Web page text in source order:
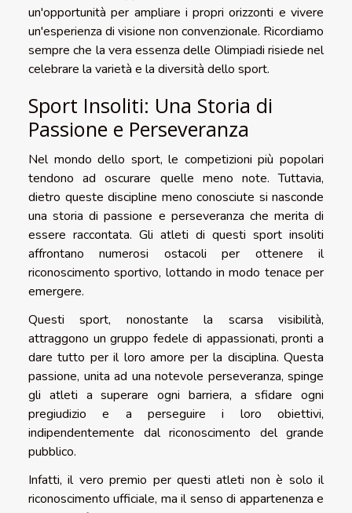
un'opportunità per ampliare i propri orizzonti e vivere
un'esperienza di visione non convenzionale. Ricordiamo
sempre che la vera essenza delle Olimpiadi risiede nel
celebrare la varietà e la diversità dello sport.
Sport Insoliti: Una Storia di
Passione e Perseveranza
Nel mondo dello sport, le competizioni più popolari
tendono ad oscurare quelle meno note. Tuttavia,
dietro queste discipline meno conosciute si nasconde
una storia di passione e perseveranza che merita di
essere raccontata. Gli atleti di questi sport insoliti
affrontano numerosi ostacoli per ottenere il
riconoscimento sportivo, lottando in modo tenace per
emergere.
Questi sport, nonostante la scarsa visibilità,
attraggono un gruppo fedele di appassionati, pronti a
dare tutto per il loro amore per la disciplina. Questa
passione, unita ad una notevole perseveranza, spinge
gli atleti a superare ogni barriera, a sfidare ogni
pregiudizio e a perseguire i loro obiettivi,
indipendentemente dal riconoscimento del grande
pubblico.
Infatti, il vero premio per questi atleti non è solo il
riconoscimento ufficiale, ma il senso di appartenenza e